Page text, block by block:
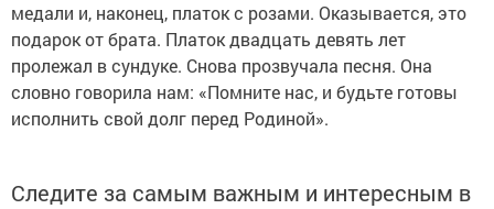
медали и, наконец, платок с розами. Оказывается, это
подарок от брата. Платок двадцать девять лет
пролежал в сундуке. Снова прозвучала песня. Она
словно говорила нам: «Помните нас, и будьте готовы
исполнить свой долг перед Родиной».
Следите за самым важным и интересным в